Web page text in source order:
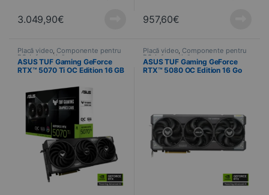
3.049,90€ 957,60€
Placă video, Componente pentru
PC,Informatică
ASUS TUF Gaming GeForce
RTX™ 5070 Ti OC Edition 16 GB
Placă video, Componente pentru
PC,Informatică
ASUS TUF Gaming GeForce
RTX™ 5080 OC Edition 16 Go